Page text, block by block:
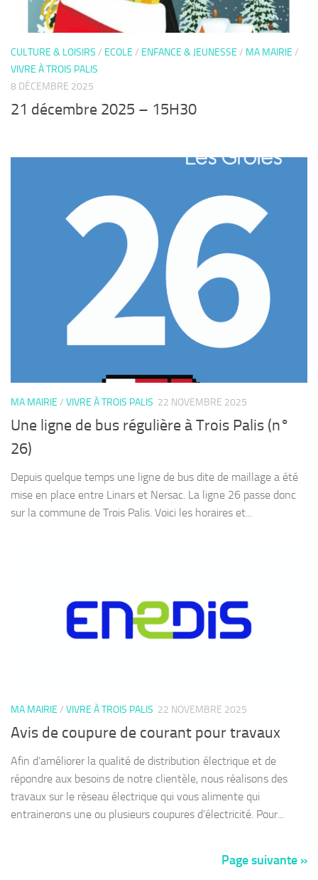
CULTURE & LOISIRS / ECOLE / ENFANCE & JEUNESSE / MA MAIRIE /
VIVRE À TROIS PALIS
8 DÉCEMBRE 2025
21 décembre 2025 – 15H30
MA MAIRIE / VIVRE À TROIS PALIS 22 NOVEMBRE 2025
Une ligne de bus régulière à Trois Palis (n°
26)
Depuis quelque temps une ligne de bus dite de maillage a été
mise en place entre Linars et Nersac. La ligne 26 passe donc
sur la commune de Trois Palis. Voici les horaires et...
MA MAIRIE / VIVRE À TROIS PALIS 22 NOVEMBRE 2025
Avis de coupure de courant pour travaux
Afin d’améliorer la qualité de distribution électrique et de
répondre aux besoins de notre clientèle, nous réalisons des
travaux sur le réseau électrique qui vous alimente qui
entrainerons une ou plusieurs coupures d’électricité. Pour...
Page suivante »